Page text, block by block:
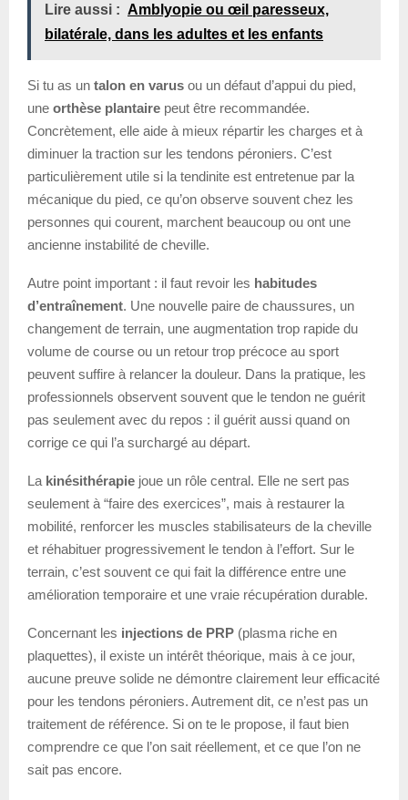
Lire aussi : Amblyopie ou œil paresseux,
bilatérale, dans les adultes et les enfants
Si tu as un talon en varus ou un défaut d’appui du pied,
une orthèse plantaire peut être recommandée.
Concrètement, elle aide à mieux répartir les charges et à
diminuer la traction sur les tendons péroniers. C’est
particulièrement utile si la tendinite est entretenue par la
mécanique du pied, ce qu’on observe souvent chez les
personnes qui courent, marchent beaucoup ou ont une
ancienne instabilité de cheville.
Autre point important : il faut revoir les habitudes
d’entraînement. Une nouvelle paire de chaussures, un
changement de terrain, une augmentation trop rapide du
volume de course ou un retour trop précoce au sport
peuvent suffire à relancer la douleur. Dans la pratique, les
professionnels observent souvent que le tendon ne guérit
pas seulement avec du repos : il guérit aussi quand on
corrige ce qui l’a surchargé au départ.
La kinésithérapie joue un rôle central. Elle ne sert pas
seulement à “faire des exercices”, mais à restaurer la
mobilité, renforcer les muscles stabilisateurs de la cheville
et réhabituer progressivement le tendon à l’effort. Sur le
terrain, c’est souvent ce qui fait la différence entre une
amélioration temporaire et une vraie récupération durable.
Concernant les injections de PRP (plasma riche en
plaquettes), il existe un intérêt théorique, mais à ce jour,
aucune preuve solide ne démontre clairement leur efficacité
pour les tendons péroniers. Autrement dit, ce n’est pas un
traitement de référence. Si on te le propose, il faut bien
comprendre ce que l’on sait réellement, et ce que l’on ne
sait pas encore.